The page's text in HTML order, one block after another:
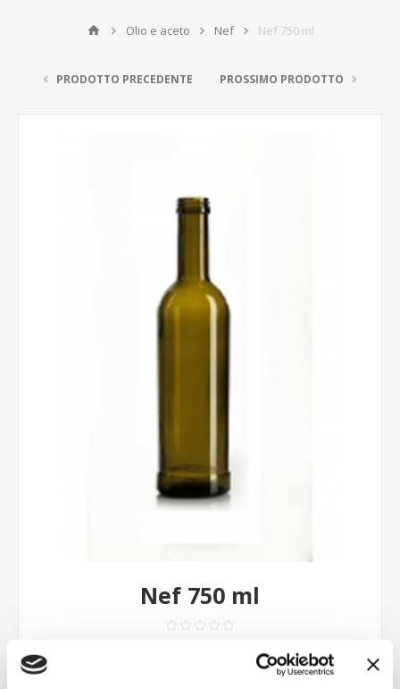
Olio e aceto Nef Nef 750 ml
PRODOTTO PRECEDENTE PROSSIMO PRODOTTO
Nef 750 ml